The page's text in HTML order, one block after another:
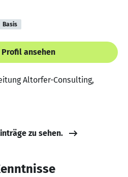
Basis
Profil ansehen
Altorfer-Consulting,
zu sehen.